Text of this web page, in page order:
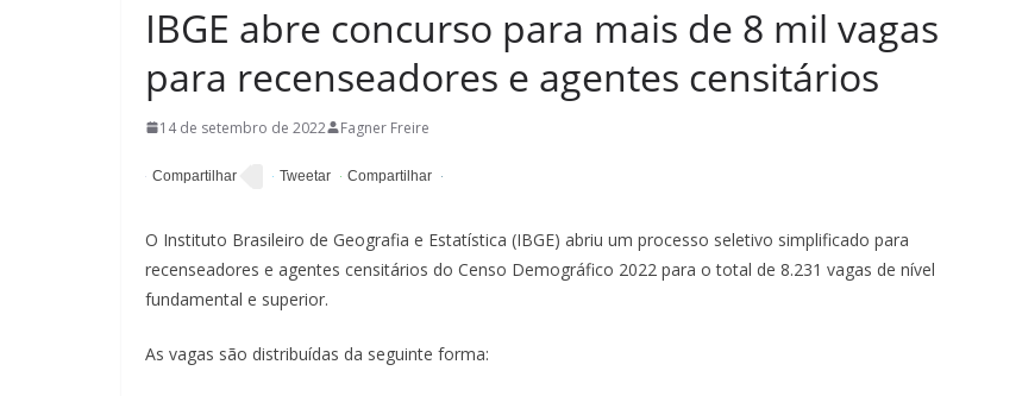
IBGE abre concurso para mais de 8 mil vagas
para recenseadores e agentes censitários
14 de setembro de 2022 Fagner Freire
O Instituto Brasileiro de Geografia e Estatística (IBGE) abriu um processo seletivo simplificado para
recenseadores e agentes censitários do Censo Demográfico 2022 para o total de 8.231 vagas de nível
fundamental e superior.
As vagas são distribuídas da seguinte forma: